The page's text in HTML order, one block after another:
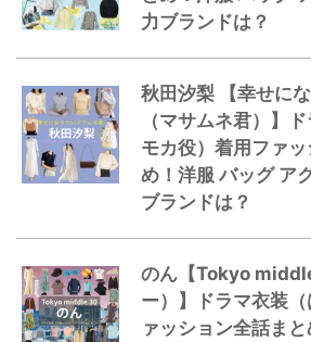
力ブランドは？
秋田汐梨 【幸せに
（マサムネ君）】
モカ役）着用ファ
め！洋服 バッグ ア
ブランドは？
のん【Tokyo
ー）】ドラマ衣装
ァッション全話ま